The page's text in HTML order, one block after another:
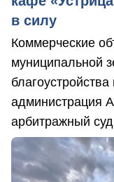
в силу
Коммерческие
муниципальной
администрация
арбитражный